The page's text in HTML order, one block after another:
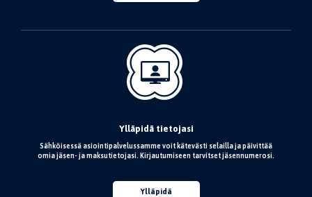
Ylläpidä tietojasi
Sähköisessä asiointipalvelussamme voit kätevästi selailla ja päivittää
omia jäsen- ja maksutietojasi. Kirjautumiseen tarvitset jäsennumerosi.
Ylläpidä